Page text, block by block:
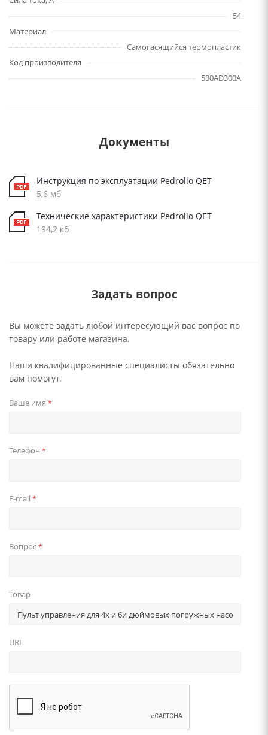
54
Материал
Самогасящийся термопластик
Код производителя
530AD300A
Документы
Инструкция по эксплуатации Pedrollo QET
5,6 мб
Технические характеристики Pedrollo QET
194,2 кб
Задать вопрос
Вы можете задать любой интересующий вас вопрос по
товару или работе магазина.
Наши квалифицированные специалисты обязательно
вам помогут.
Ваше имя *
Телефон *
E-mail *
Вопрос*
Товар
URL